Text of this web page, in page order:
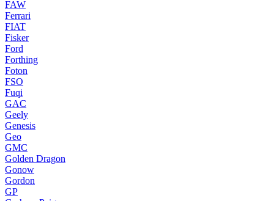
FAW
Ferrari
FIAT
Fisker
Ford
Forthing
Foton
FSO
Fuqi
GAC
Geely
Genesis
Geo
GMC
Golden Dragon
Gonow
Gordon
GP